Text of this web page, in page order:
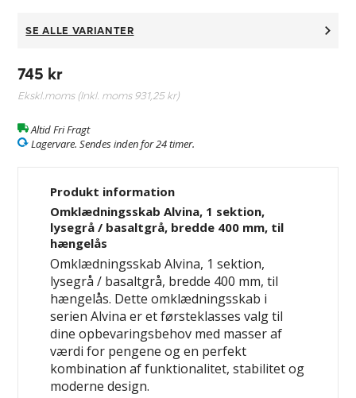
SE ALLE VARIANTER
745 kr
Ekskl.moms (Inkl. moms931,25 kr)
Altid Fri Fragt
Lagervare. Sendes inden for 24 timer.
Produkt information
Omklædningsskab Alvina, 1 sektion,
lysegrå / basaltgrå, bredde 400 mm, til
hængelås
Omklædningsskab Alvina, 1 sektion,
lysegrå / basaltgrå, bredde 400 mm, til
hængelås. Dette omklædningsskab i
serien Alvina er et førsteklasses valg til
dine opbevaringsbehov med masser af
værdi for pengene og en perfekt
kombination af funktionalitet, stabilitet og
moderne design.